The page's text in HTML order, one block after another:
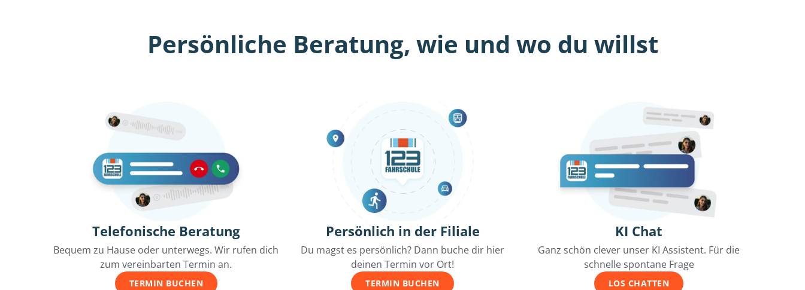
Persönliche Beratung, wie und wo du willst
Telefonische Beratung
Bequem zu Hause oder unterwegs. Wir rufen dich
zum vereinbarten Termin an.
TERMIN BUCHEN
Persönlich in der Filiale
Du magst es persönlich? Dann buche dir hier
deinen Termin vor Ort!
TERMIN BUCHEN
KI Chat
Ganz schön clever unser KI Assistent. Für die
schnelle spontane Frage
LOS CHATTEN